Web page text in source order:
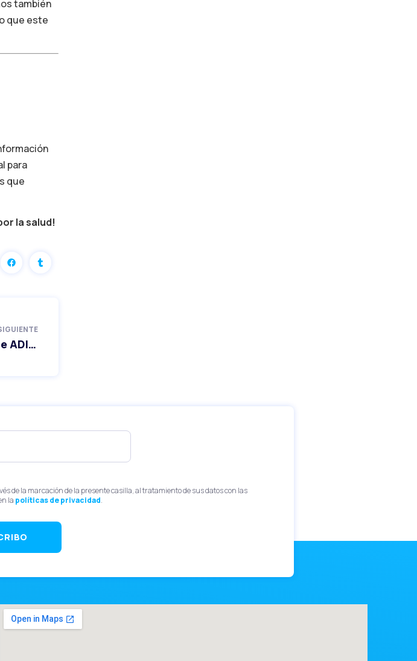
también
que este
para
que
la salud!
Horario Navideño 2025/2026 de ADIVA
de la marcación de la presente casilla, al tratamiento de sus datos con las
la políticas de privacidad.